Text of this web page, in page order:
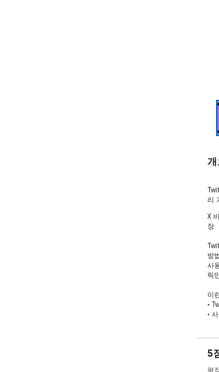
리
X
장
방
사
릭
이
•
•
5
평